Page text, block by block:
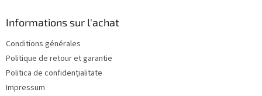
p
Informations sur l'achat
Conditions générales
Politique de retour et garantie
Politica de confidențialitate
Impressum